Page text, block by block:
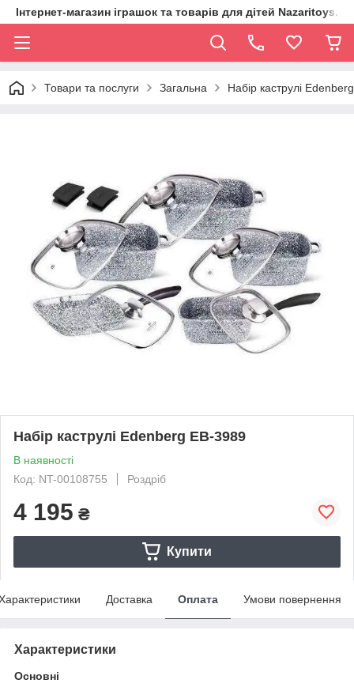
Інтернет-магазин іграшок та товарів для дітей
Товари та послуги Загальна Набір каструлі
Набір каструлі Edenberg EB-3989
В наявності
Код: NT-00108755
Роздріб
4 195 ₴
Купити
Доставка Оплата Умови повернення
Характеристики
Основні